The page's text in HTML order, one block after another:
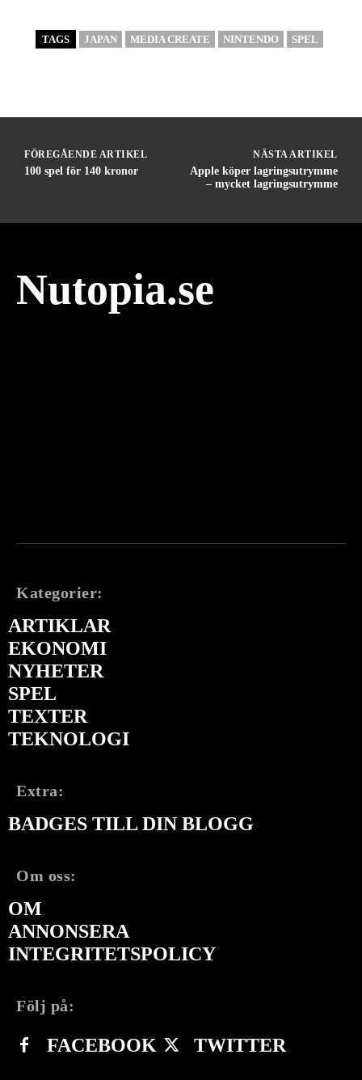
TAGS JAPAN MEDIA CREATE NINTENDO SPEL
FÖREGÅENDE ARTIKEL
100 spel för 140 kronor
NÄSTA ARTIKEL
Apple köper lagringsutrymme
– mycket lagringsutrymme
Nutopia.se
Kategorier:
ARTIKLAR
EKONOMI
NYHETER
SPEL
TEXTER
TEKNOLOGI
Extra:
BADGES TILL DIN BLOGG
Om oss:
OM
ANNONSERA
INTEGRITETSPOLICY
Följ på:
FACEBOOK TWITTER